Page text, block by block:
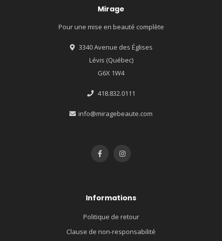
Mirage
Pour une mise en beauté complète
3340 Avenue des Églises
Lévis (Québec)
G6X 1W4
418.832.0111
info@miragebeaute.com
Informations
Politique de retour
Clause de non-responsabilité